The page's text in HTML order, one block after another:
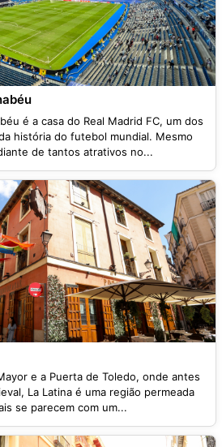
é a casa do Real Madrid FC, um dos
história do futebol mundial. Mesmo
de tantos atrativos no...
e a Puerta de Toledo, onde antes
La Latina é uma região permeada
se parecem com um...